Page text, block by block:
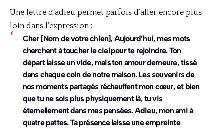
Une lettre d’adieu permet parfois d’aller encore plus
loin dans l’expression :
Cher [Nom de votre chien], Aujourd’hui, mes mots
cherchent à toucher le ciel pour te rejoindre. Ton
départ laisse un vide, mais ton amour demeure, tissé
dans chaque coin de notre maison. Les souvenirs de
nos moments partagés réchauffent mon cœur, et bien
que tu ne sois plus physiquement là, tu vis
éternellement dans mes pensées. Adieu, mon ami à
quatre pattes. Ta présence laisse une empreinte